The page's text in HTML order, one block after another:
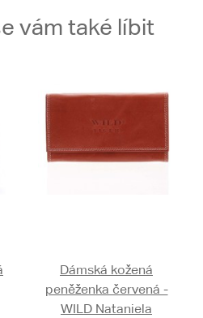
vám také líbit
Dámská kožená
peněženka červená -
WILD Nataniela